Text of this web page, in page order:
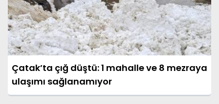
Çatak’ta çığ düştü: 1 mahalle ve 8 mezraya
ulaşımı sağlanamıyor